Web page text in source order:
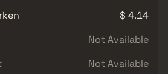
$ 4.14
Not Available
Not Available